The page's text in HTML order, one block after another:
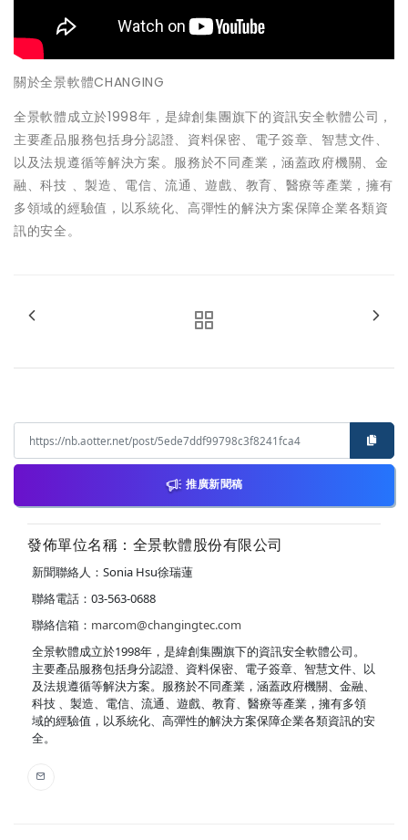
關於全景軟體CHANGING
全景軟體成立於1998年，是緯創集團旗下的資訊安全軟體公司，
主要產品服務包括身分認證、資料保密、電子簽章、智慧文件、
以及法規遵循等解決方案。服務於不同產業，涵蓋政府機關、金
融、科技 、製造、電信、流通、遊戲、教育、醫療等產業，擁有
多領域的經驗值，以系統化、高彈性的解決方案保障企業各類資
訊的安全。
推廣新聞稿
發佈單位名稱：全景軟體股份有限公司
新聞聯絡人：Sonia Hsu徐瑞蓮
聯絡電話：03-563-0688
聯絡信箱： marcom@changingtec.com
全景軟體成立於1998年，是緯創集團旗下的資訊安全軟體公司。
主要產品服務包括身分認證、資料保密、電子簽章、智慧文件、以
及法規遵循等解決方案。服務於不同產業，涵蓋政府機關、金融、
科技 、製造、電信、流通、遊戲、教育、醫療等產業，擁有多領
域的經驗值，以系統化、高彈性的解決方案保障企業各類資訊的安
全。